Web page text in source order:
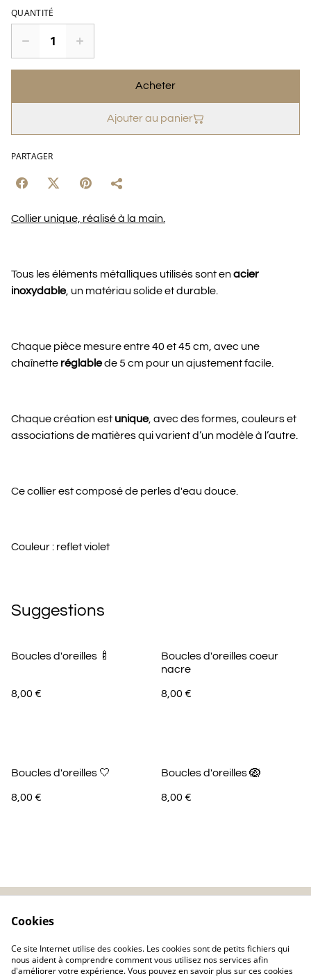
QUANTITÉ
Acheter
Ajouter au panier
PARTAGER
Collier unique, réalisé à la main.
Tous les éléments métalliques utilisés sont enacier
inoxydable, un matériau solide et durable.
Chaque pièce mesure entre 40 et 45 cm, avec une
chaînette réglablede 5 cm pour un ajustement facile.
Chaque création est unique, avec des formes, couleurs et
associations de matières qui varient d’un modèle à l’autre.
Ce collier est composé de perles d'eau douce.
Couleur : reflet violet
Suggestions
Boucles d'oreilles 🍼
8,00 €
Boucles d'oreilles coeur
nacre
8,00 €
Boucles d'oreilles 🤍
8,00 €
Boucles d'oreilles 🪺
8,00 €
confidentialité
Cookies
Ce site Internet utilise des cookies. Les cookies sont de petits fichiers qui
nous aident à comprendre comment vous utilisez nos services afin
d'améliorer votre expérience. Vous pouvez en savoir plus sur ces cookies